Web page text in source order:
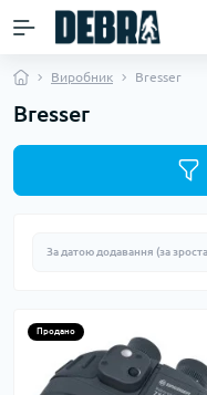
Виробник Bresser
Bresser
Продано